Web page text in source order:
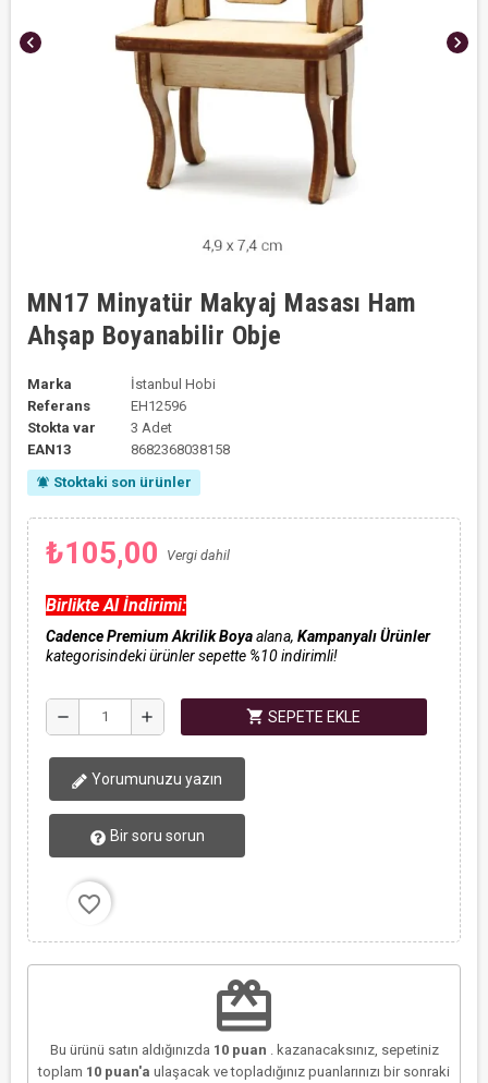
chevron_left chevron_right
MN17 Minyatür Makyaj Masası Ham
Ahşap Boyanabilir Obje
Marka
İstanbul Hobi
Referans
EH12596
Stokta var
3 Adet
EAN13
8682368038158
notifications_active Stoktaki son ürünler
₺105,00 Vergi dahil
Birlikte Al İndirimi:
Cadence Premium Akrilik Boyaalana, Kampanyalı Ürünler
kategorisindeki ürünler sepette %10 indirimli!
remove add shopping_cart SEPETE EKLE
Yorumunuzu yazın
Bir soru sorun
favorite_border
redeem
Bu ürünü satın aldığınızda 10puan . kazanacaksınız, sepetiniz
toplam 10 puan'a ulaşacak ve topladığınız puanlarınızı bir sonraki